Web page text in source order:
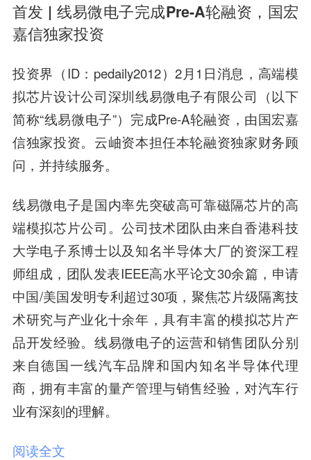
首发 | 线易微电子完成Pre-A轮融资，国宏
嘉信独家投资
投资界（ID：pedaily2012）2月1日消息，高端模
拟芯片设计公司深圳线易微电子有限公司（以下
简称“线易微电子”）完成Pre-A轮融资，由国宏嘉
信独家投资。云岫资本担任本轮融资独家财务顾
问，并持续服务。
线易微电子是国内率先突破高可靠磁隔芯片的高
端模拟芯片公司。公司技术团队由来自香港科技
大学电子系博士以及知名半导体大厂的资深工程
师组成，团队发表IEEE高水平论文30余篇，申请
中国/美国发明专利超过30项，聚焦芯片级隔离技
术研究与产业化十余年，具有丰富的模拟芯片产
品开发经验。线易微电子的运营和销售团队分别
来自德国一线汽车品牌和国内知名半导体代理
商，拥有丰富的量产管理与销售经验，对汽车行
业有深刻的理解。
阅读全文